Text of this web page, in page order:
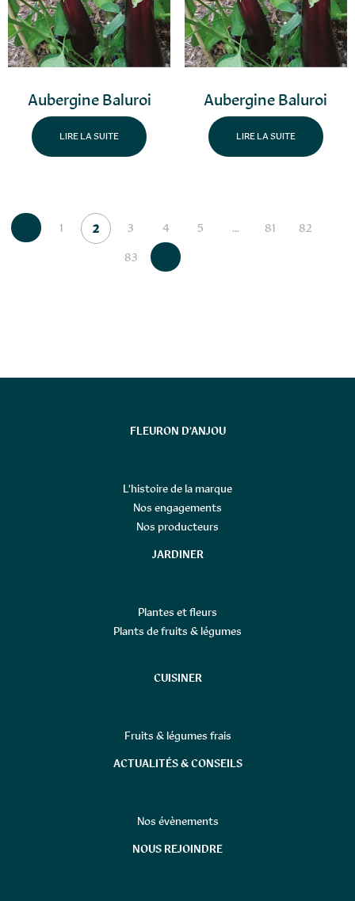
Aubergine Baluroi
LIRE LA SUITE
Aubergine Baluroi
LIRE LA SUITE
1 2 3 4 5 … 81 82
83
FLEURON D’ANJOU
L’histoire de la marque
Nos engagements
Nos producteurs
JARDINER
Plantes et fleurs
Plants de fruits & légumes
CUISINER
Fruits & légumes frais
ACTUALITÉS & CONSEILS
Nos évènements
NOUS REJOINDRE